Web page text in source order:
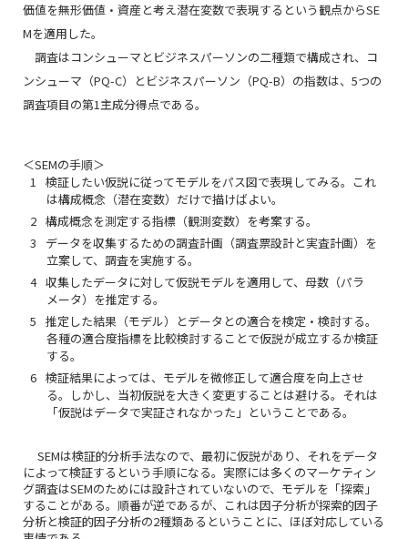
価値を無形価値・資産と考え潜在変数で表現するという観点からSE
Mを適用した。
調査はコンシューマとビジネスパーソンの二種類で構成され、コ
ンシューマ（PQ-C）とビジネスパーソン（PQ-B）の指数は、5つの
調査項目の第1主成分得点である。
＜SEMの手順＞
検証したい仮説に従ってモデルをパス図で表現してみる。これ
は構成概念（潜在変数）だけで描けばよい。
構成概念を測定する指標（観測変数）を考案する。
データを収集するための調査計画（調査票設計と実査計画）を
立案して、調査を実施する。
収集したデータに対して仮説モデルを適用して、母数（パラ
メータ）を推定する。
推定した結果（モデル）とデータとの適合を検定・検討する。
各種の適合度指標を比較検討することで仮説が成立するか検証
する。
検証結果によっては、モデルを微修正して適合度を向上させ
る。しかし、当初仮説を大きく変更することは避ける。それは
「仮説はデータで実証されなかった」ということである。
SEMは検証的分析手法なので、最初に仮説があり、それをデータ
によって検証するという手順になる。実際には多くのマーケティン
グ調査はSEMのためには設計されていないので、モデルを「探索」
することがある。順番が逆であるが、これは因子分析が探索的因子
分析と検証的因子分析の2種類あるということに、ほぼ対応している